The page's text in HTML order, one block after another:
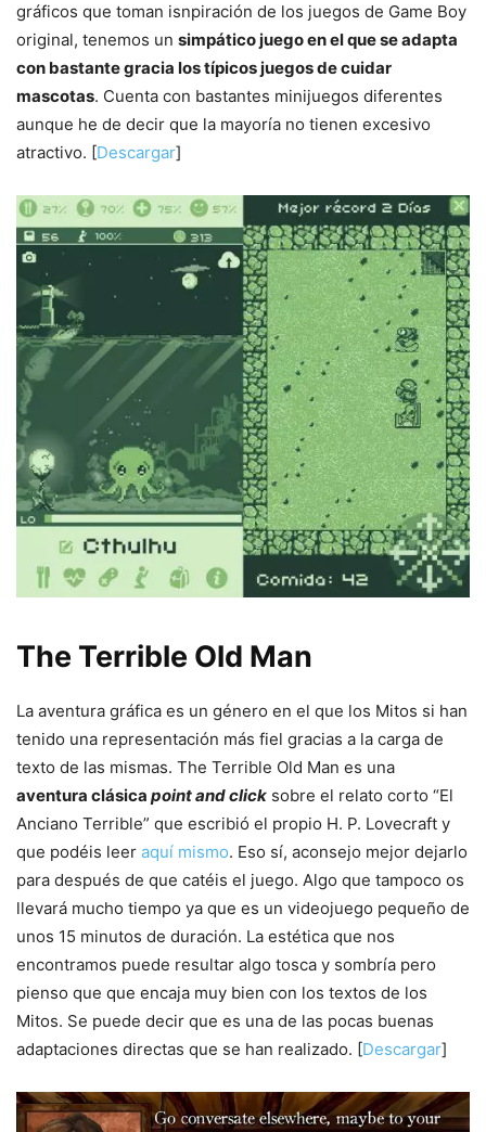
gráficos que toman isnpiración de los juegos de Game Boy
original, tenemos un simpático juego en el que se adapta
con bastante gracia los típicos juegos de cuidar
mascotas. Cuenta con bastantes minijuegos diferentes
aunque he de decir que la mayoría no tienen excesivo
atractivo. [Descargar]
The Terrible Old Man
La aventura gráfica es un género en el que los Mitos si han
tenido una representación más fiel gracias a la carga de
texto de las mismas. The Terrible Old Man es una
aventura clásica point and click sobre el relato corto “El
Anciano Terrible” que escribió el propio H. P. Lovecraft y
que podéis leer aquí mismo. Eso sí, aconsejo mejor dejarlo
para después de que catéis el juego. Algo que tampoco os
llevará mucho tiempo ya que es un videojuego pequeño de
unos 15 minutos de duración. La estética que nos
encontramos puede resultar algo tosca y sombría pero
pienso que que encaja muy bien con los textos de los
Mitos. Se puede decir que es una de las pocas buenas
adaptaciones directas que se han realizado. [Descargar]